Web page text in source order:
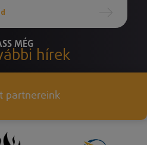
MÉG
hírek
partnereink